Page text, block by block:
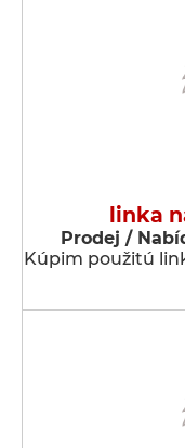
linka
Prodej /
Kúpim použitú